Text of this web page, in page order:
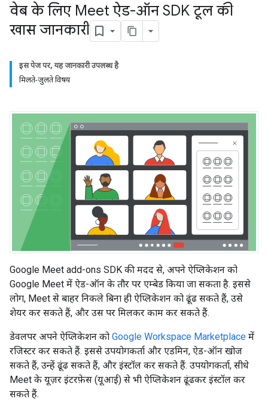
वेब के लिए Meet ऐड-ऑन SDK टूल की
खास जानकारी
इस पेज पर, यह जानकारी उपलब्ध है
मिलते-जुलते विषय
Google Meet add-ons SDK की मदद से, अपने ऐप्लिकेशन को
Google Meet में ऐड-ऑन के तौर पर एम्बेड किया जा सकता है. इससे
लोग, Meet से बाहर निकले बिना ही ऐप्लिकेशन को ढूंढ सकते हैं, उसे
शेयर कर सकते हैं, और उस पर मिलकर काम कर सकते हैं.
डेवलपर अपने ऐप्लिकेशन को Google Workspace Marketplace में
रजिस्टर कर सकते हैं. इससे उपयोगकर्ता और एडमिन, ऐड-ऑन खोज
सकते हैं, उन्हें ढूंढ सकते हैं, और इंस्टॉल कर सकते हैं. उपयोगकर्ता, सीधे
Meet के यूज़र इंटरफ़ेस (यूआई) से भी ऐप्लिकेशन ढूंढकर इंस्टॉल कर
सकते हैं.